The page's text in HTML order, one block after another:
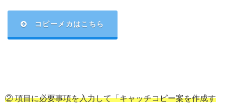
コピーメカはこちら
② 項目に必要事項を入力して「キャッチコピー案を作成す